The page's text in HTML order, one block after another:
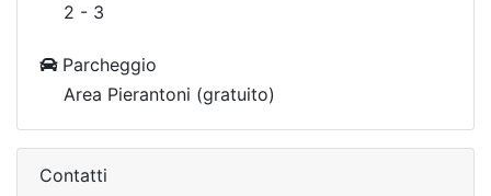
2 - 3
Parcheggio
Area Pierantoni (gratuito)
Contatti